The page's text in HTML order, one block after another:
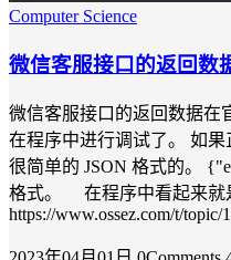
Computer Science
微信客服接口的返回数
微信客服接口的返回数据在
在程序中进行调试了。 如
很简单的 JSON 格式的。
格式。 在程序中看起来就
https://www.ossez.com/t/topic/